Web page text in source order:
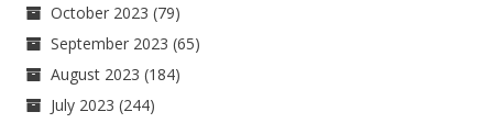
October 2023 (79)
September 2023 (65)
August 2023 (184)
July 2023 (244)